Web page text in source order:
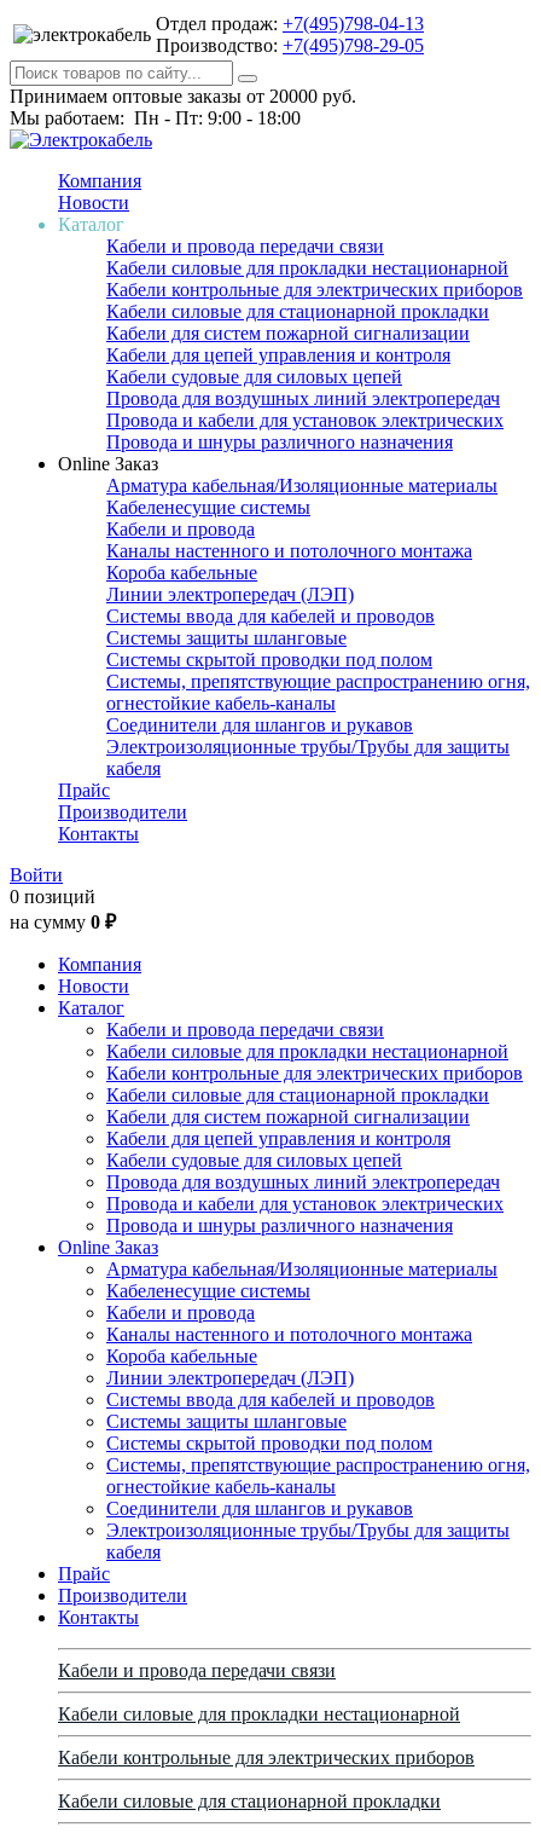
Отдел продаж: +7(495)798-04-13
Производство: +7(495)798-29-05
Принимаем оптовые заказы от 20000 руб.
Мы работаем: Пн - Пт: 9:00 - 18:00
Компания
Новости
Каталог
Кабели и провода передачи связи
Кабели силовые для прокладки нестационарной
Кабели контрольные для электрических приборов
Кабели силовые для стационарной прокладки
Кабели для систем пожарной сигнализации
Кабели для цепей управления и контроля
Кабели судовые для силовых цепей
Провода для воздушных линий электропередач
Провода и кабели для установок электрических
Провода и шнуры различного назначения
Online Заказ
Арматура кабельная/Изоляционные материалы
Кабеленесущие системы
Кабели и провода
Каналы настенного и потолочного монтажа
Короба кабельные
Линии электропередач (ЛЭП)
Системы ввода для кабелей и проводов
Системы защиты шланговые
Системы скрытой проводки под полом
Системы, препятствующие распространению огня,
огнестойкие кабель-каналы
Соединители для шлангов и рукавов
Электроизоляционные трубы/Трубы для защиты
кабеля
Прайс
Производители
Контакты
Войти
0 позиций
на сумму 0 ₽
Компания
Новости
Каталог
Кабели и провода передачи связи
Кабели силовые для прокладки нестационарной
Кабели контрольные для электрических приборов
Кабели силовые для стационарной прокладки
Кабели для систем пожарной сигнализации
Кабели для цепей управления и контроля
Кабели судовые для силовых цепей
Провода для воздушных линий электропередач
Провода и кабели для установок электрических
Провода и шнуры различного назначения
Online Заказ
Арматура кабельная/Изоляционные материалы
Кабеленесущие системы
Кабели и провода
Каналы настенного и потолочного монтажа
Короба кабельные
Линии электропередач (ЛЭП)
Системы ввода для кабелей и проводов
Системы защиты шланговые
Системы скрытой проводки под полом
Системы, препятствующие распространению огня,
огнестойкие кабель-каналы
Соединители для шлангов и рукавов
Электроизоляционные трубы/Трубы для защиты
кабеля
Прайс
Производители
Контакты
Кабели и провода передачи связи
Кабели силовые для прокладки нестационарной
Кабели контрольные для электрических приборов
Кабели силовые для стационарной прокладки